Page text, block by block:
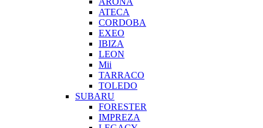
ATECA
CORDOBA
EXEO
IBIZA
LEON
Mii
TARRACO
TOLEDO
SUBARU
FORESTER
IMPREZA